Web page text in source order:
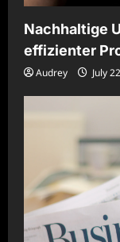
Nachhaltige
effizienter
Audrey July